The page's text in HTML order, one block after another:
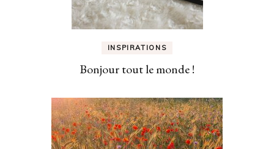
INSPIRATIONS
Bonjour tout le monde !